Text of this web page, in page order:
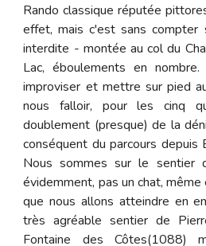
Rando classique réputée
effet, mais c'est sans
interdite - montée au col du
Lac, éboulements en
improviser et mettre sur pied
nous falloir, pour les cinq
doublement (presque) de la
conséquent du parcours depuis
Nous sommes sur le sentier
évidemment, pas un chat,
que nous allons atteindre en
très agréable sentier de
Fontaine des Côtes(1088)